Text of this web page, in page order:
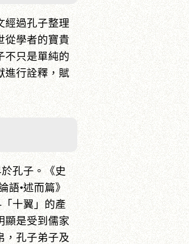
經過孔子整理
從學者的寶貴
不只是單純的
進行詮釋，賦
孔子。《史
語•述而篇》
十翼」的產
顯是受到儒家
，孔子弟子及